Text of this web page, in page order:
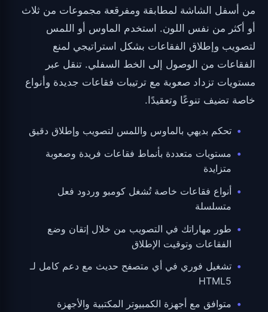
من أسفل الشاشة لمطابقة ومفرقعة مجموعات من ثلاث
أو أكثر من نفس اللون. استخدم الماوس أو اللمس
لتصويب وإطلاق الفقاعات بشكل استراتيجي لمنع
الفقاعات من الوصول إلى الخط السفلي. تنقل عبر
مستويات تزداد صعوبة مع ترتيبات فقاعات جديدة وأنواع
خاصة تضيف تنوعًا وتعقيدًا.
تحكم بديهي بالماوس واللمس لتصويب وإطلاق دقيق
مستويات متعددة بأنماط فقاعات فريدة وصعوبة
متزايدة
أنواع فقاعات خاصة تُشغل كومبو وردود فعل
متسلسلة
طور مهاراتك في التصويب من خلال إتقان وضع
الفقاعات وتوقيت الإطلاق
تشغيل فوري في أي متصفح حديث مع دعم كامل لـ
HTML5
متوافق مع أجهزة الكمبيوتر المكتبية والأجهزة